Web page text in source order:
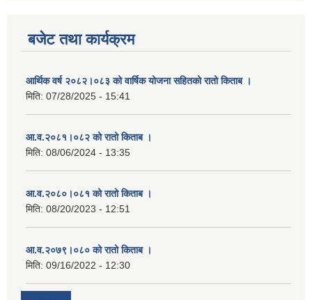
बजेट तथा कार्यक्रम
आर्थिक वर्ष २०८२।०८३ को वार्षिक योजना सहितको रातो किताब ।
मिति: 07/28/2025 - 15:41
आ.व.२०८१।०८२ को रातो किताब ।
मिति: 08/06/2024 - 13:35
आ.व.२०८०।०८१ को रातो किताब ।
मिति: 08/20/2023 - 12:51
आ.व.२०७९।०८० को रातो किताब ।
मिति: 09/16/2022 - 12:30